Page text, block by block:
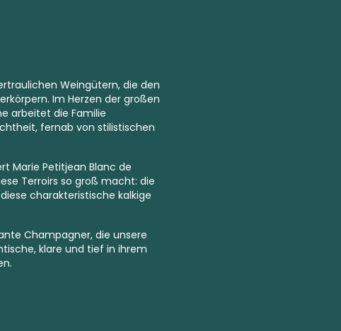
Weingütern, die den
Im Herzen der großen
arbeitet die Familie
fernab von stilistischen
Marie Petitjean Blanc de
Terroirs so groß macht: die
charakteristische kalkige
Champagner, die unsere
klare und tief in ihrem